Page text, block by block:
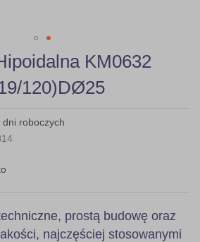
KM0632
120)DØ25
dni roboczych
prostą budowę oraz
najczęściej stosowanymi